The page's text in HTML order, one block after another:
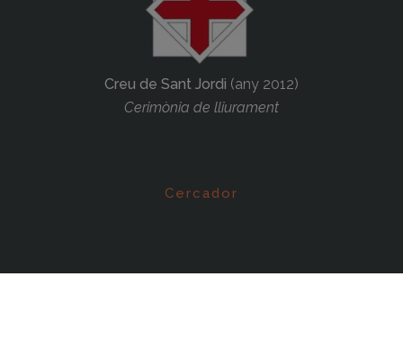
Creu de Sant Jordi (any 2012)
Cerimònia de lliurament
Cercador